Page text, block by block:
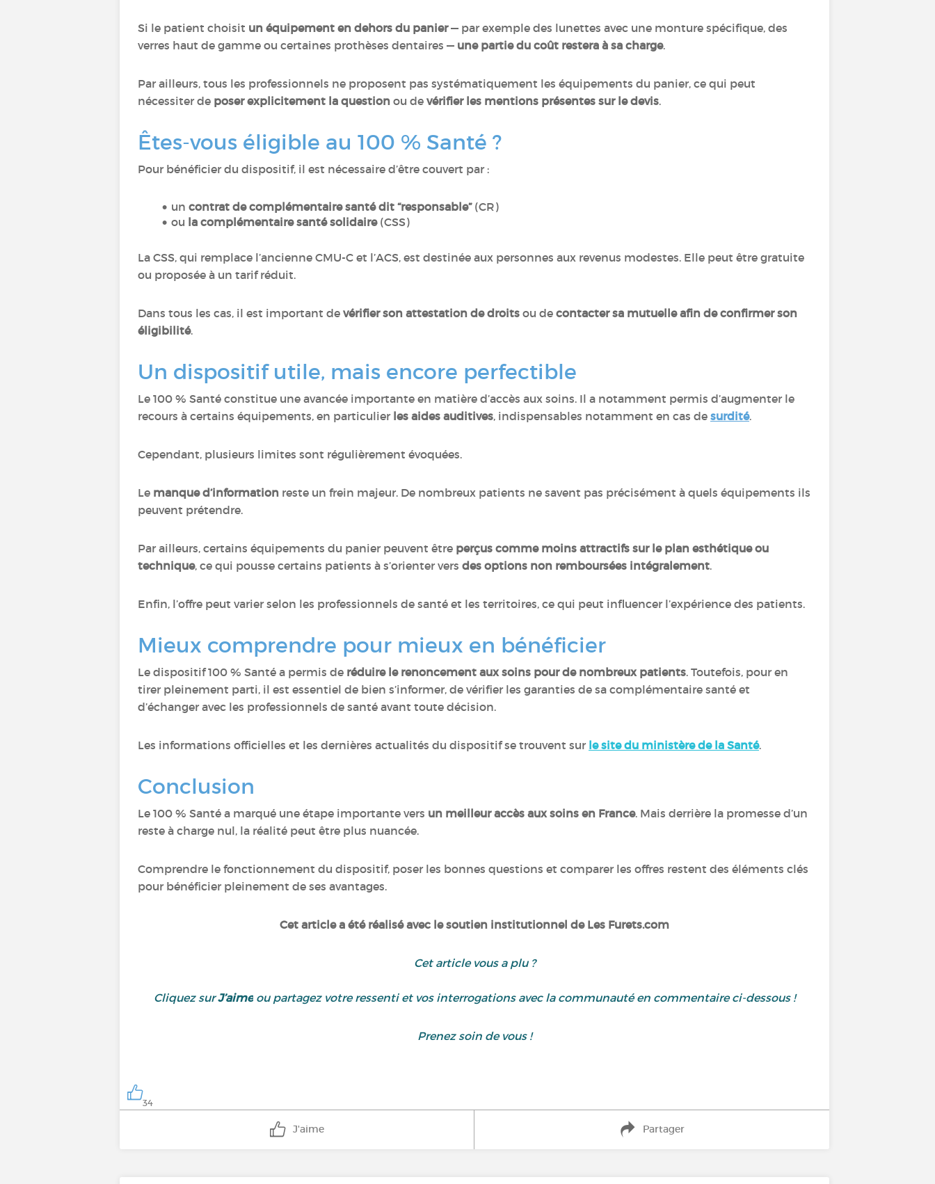
Si le patient choisit un équipement en dehors du panier— par exemple des lunettes avec une monture spécifique, des
verres haut de gamme ou certaines prothèses dentaires — une partie du coût restera à sa charge.
Par ailleurs, tous les professionnels ne proposent pas systématiquement les équipements du panier, ce qui peut
nécessiter de poser explicitement la question ou de vérifier les mentions présentes sur le devis.
Êtes-vous éligible au 100 % Santé ?
Pour bénéficier du dispositif, il est nécessaire d’être couvert par :
un contrat de complémentaire santé dit “responsable”(CR)
ou la complémentaire santé solidaire(CSS)
La CSS, qui remplace l’ancienne CMU-C et l’ACS, est destinée aux personnes aux revenus modestes. Elle peut être gratuite
ou proposée à un tarif réduit.
Dans tous les cas, il est important de vérifier son attestation de droits ou de contacter sa mutuelle afin de confirmer son
éligibilité.
Un dispositif utile, mais encore perfectible
Le 100 % Santé constitue une avancée importante en matière d’accès aux soins. Il a notamment permis d’augmenter le
recours à certains équipements, en particulier les aides auditives, indispensables notamment en cas de surdité.
Cependant, plusieurs limites sont régulièrement évoquées.
Le manque d’information reste un frein majeur. De nombreux patients ne savent pas précisément à quels équipements ils
peuvent prétendre.
Par ailleurs, certains équipements du panier peuvent être perçus comme moins attractifs sur le plan esthétique ou
technique, ce qui pousse certains patients à s’orienter vers des options non remboursées intégralement.
Enfin, l’offre peut varier selon les professionnels de santé et les territoires, ce qui peut influencer l’expérience des patients.
Mieux comprendre pour mieux en bénéficier
Le dispositif 100 % Santé a permis de réduire le renoncement aux soins pour de nombreux patients. Toutefois, pour en
tirer pleinement parti, il est essentiel de bien s’informer, de vérifier les garanties de sa complémentaire santé et
d’échanger avec les professionnels de santé avant toute décision.
Les informations officielles et les dernières actualités du dispositif se trouvent sur le site du ministère de la Santé.
Conclusion
Le 100 % Santé a marqué une étape importante vers un meilleur accès aux soins en France. Mais derrière la promesse d’un
reste à charge nul, la réalité peut être plus nuancée.
Comprendre le fonctionnement du dispositif, poser les bonnes questions et comparer les offres restent des éléments clés
pour bénéficier pleinement de ses avantages.
Cet article a été réalisé avec le soutien institutionnel de Les Furets.com
Cet article vous a plu ?
Cliquez surJ’aime ou partagez votre ressenti et vos interrogations avec la communauté en commentaire ci-dessous !
Prenez soin de vous !
34
J'aime Partager